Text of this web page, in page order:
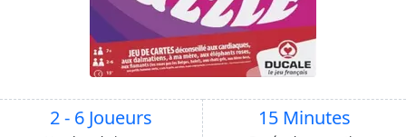
2 - 6 Joueurs 15 Minutes